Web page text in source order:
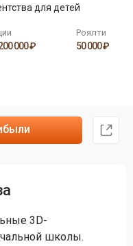
для детей
000 ₽
Роялти
50 000 ₽
3D-
школы.